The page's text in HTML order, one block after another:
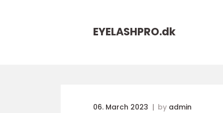
EYELASHPRO.dk
06. March 2023 by admin